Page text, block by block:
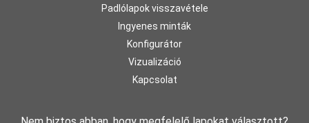
Padlólapok visszavétele
Ingyenes minták
Konfigurátor
Vizualizáció
Kapcsolat